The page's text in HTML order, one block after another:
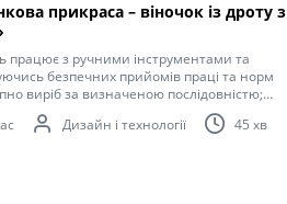
прикраса – віночок із дроту з
працює з ручними інструментами та
безпечних прийомів праці та норм
виріб за визначеною послідовністю;
виготовлення виробу з допомогою
Дизайн і технології 45 хв